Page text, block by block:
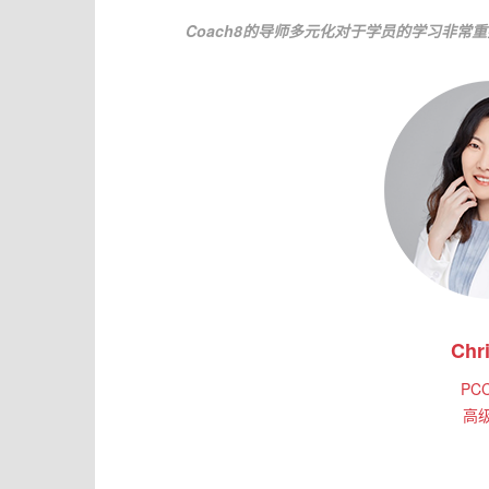
Coach8的导师多元化对于学员的学习非常
高